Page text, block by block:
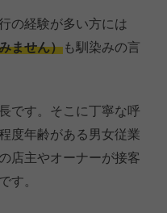
の経験が多い方には
ません）も馴染みの言
です。そこに丁寧な呼
度年齢がある男女従業
店主やオーナーが接客
す。